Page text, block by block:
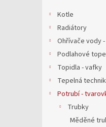
Kotle
Radiátory
Ohřívače vody
Podlahové
Topidla - vafky
Tepelná
Potrubí -
Trubky
Měděné